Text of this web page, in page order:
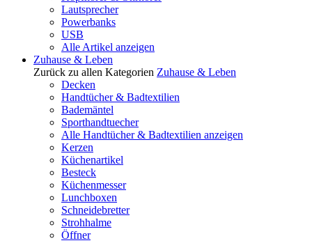
Lautsprecher
Powerbanks
USB
Alle Artikel anzeigen
Zuhause & Leben
Zurück zu allen Kategorien Zuhause & Leben
Decken
Handtücher & Badtextilien
Bademäntel
Sporthandtuecher
Alle Handtücher & Badtextilien anzeigen
Kerzen
Küchenartikel
Besteck
Küchenmesser
Lunchboxen
Schneidebretter
Strohhalme
Öffner